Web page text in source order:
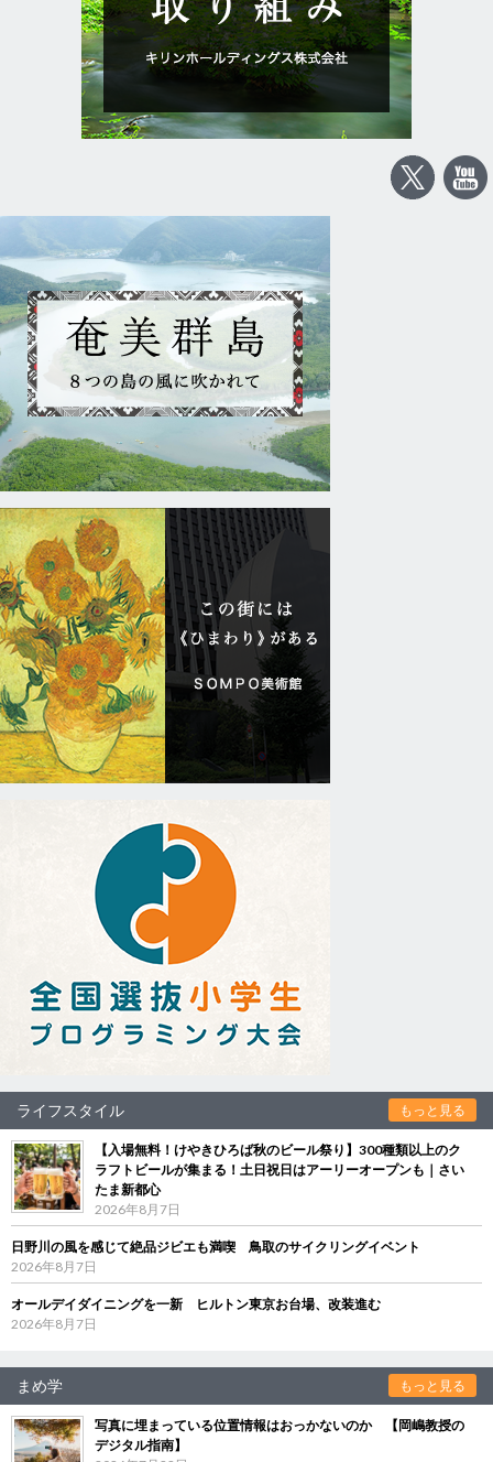
ライフスタイル もっと見る
【入場無料！けやきひろば秋のビール祭り】300種類以上のク
ラフトビールが集まる！土日祝日はアーリーオープンも｜さい
たま新都心
2026年8月7日
日野川の風を感じて絶品ジビエも満喫 鳥取のサイクリングイベント
2026年8月7日
オールデイダイニングを一新 ヒルトン東京お台場、改装進む
2026年8月7日
まめ学 もっと見る
写真に埋まっている位置情報はおっかないのか 【岡嶋教授の
デジタル指南】